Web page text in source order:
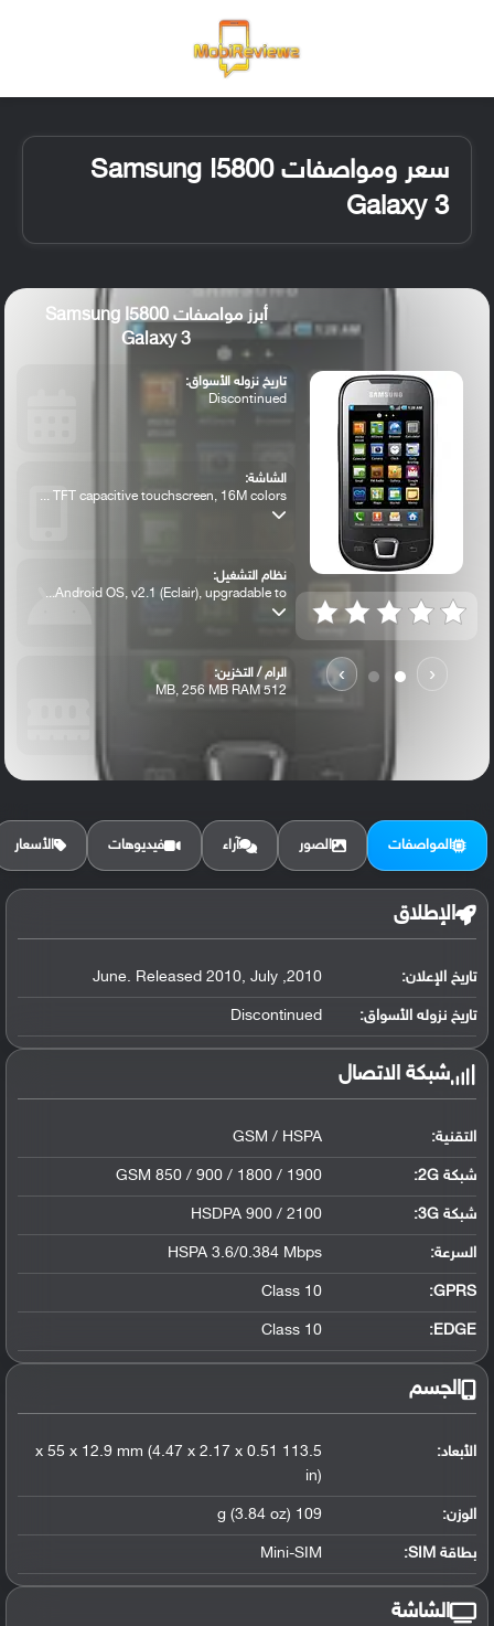
سعر ومواصفات Samsung I5800
Galaxy 3
‹
›
أبرز مواصفات Samsung I5800
Galaxy 3
تاريخ نزوله الأسواق:
Discontinued
الشاشة:
TFT capacitive touchscreen, 16M colors ...
نظام التشغيل:
Android OS, v2.1 (Eclair), upgradable to...
الرام / التخزين:
512 MB, 256 MB RAM
الكاميرا الأساسية:
المواصفات الصور آراء فيديوهات الأسعار
الإطلاق
تاريخ الإعلان: 2010, June. Released 2010, July
تاريخ نزوله الأسواق: Discontinued
شبكة الاتصال
التقنية: GSM / HSPA
شبكة 2G: GSM 850 / 900 / 1800 / 1900
شبكة 3G :
HSDPA 900 / 2100
السرعة: HSPA 3.6/0.384 Mbps
GPRS:
Class 10
EDGE:
Class 10
الجسم
الأبعاد:
113.5 x 55 x 12.9 mm (4.47 x 2.17 x 0.51
in)
الوزن: 109 g (3.84 oz)
بطاقة SIM: Mini-SIM
الشاشة